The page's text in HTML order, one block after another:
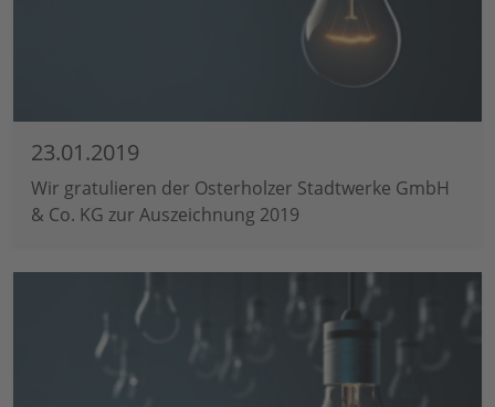
23.01.2019
Wir gratulieren der Osterholzer Stadtwerke GmbH
& Co. KG zur Auszeichnung 2019